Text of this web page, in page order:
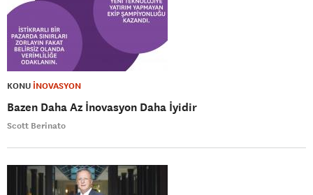
KONU İNOVASYON
Bazen Daha Az İnovasyon Daha İyidir
Scott Berinato